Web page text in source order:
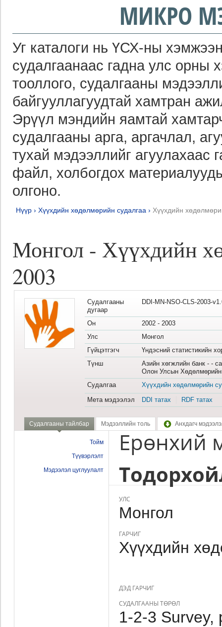
МИКРО
Уг каталоги нь ҮСХ-ны
судалгаанаас гадна улс орны
тооллого, судалгааны
байгууллагуудтай хамтран
Эрүүл мэндийн яамтай
судалгааны арга, аргачлал,
тухай мэдээллийг агуулахаас
файл, холбогдох
олгоно.
Нүүр › Хүүхдийн хөдөлмөрийн судалгаа › Хүүхдийн
Монгол - Хүүхдийн
2003
Судалгааны
дугаар
DDI-MN-NSO-CLS-2003-
Он
2002 - 2003
Улс
Монгол
Гүйцэтгэгч
Үндэсний статистикийн
Түнш
Азийн хөгжлийн банк - -
Олон Улсын Хөдөлмөрийн
Судалгаа
Хүүхдийн хөдөлмөрийн
Мета мэдээлэл
DDI татах RDF татах
Судалгааны тайлбар Мэдээллийн толь Анхдагч
Тойм
Түүвэрлэлт
Мэдээлэл цуглуулалт
Ерөнхий
УЛС
Монгол
ГАРЧИГ
Хүүхдийн
ДЭД ГАРЧИГ
СУДАЛГААНЫ ТӨРӨЛ
1-2-3 Survey,